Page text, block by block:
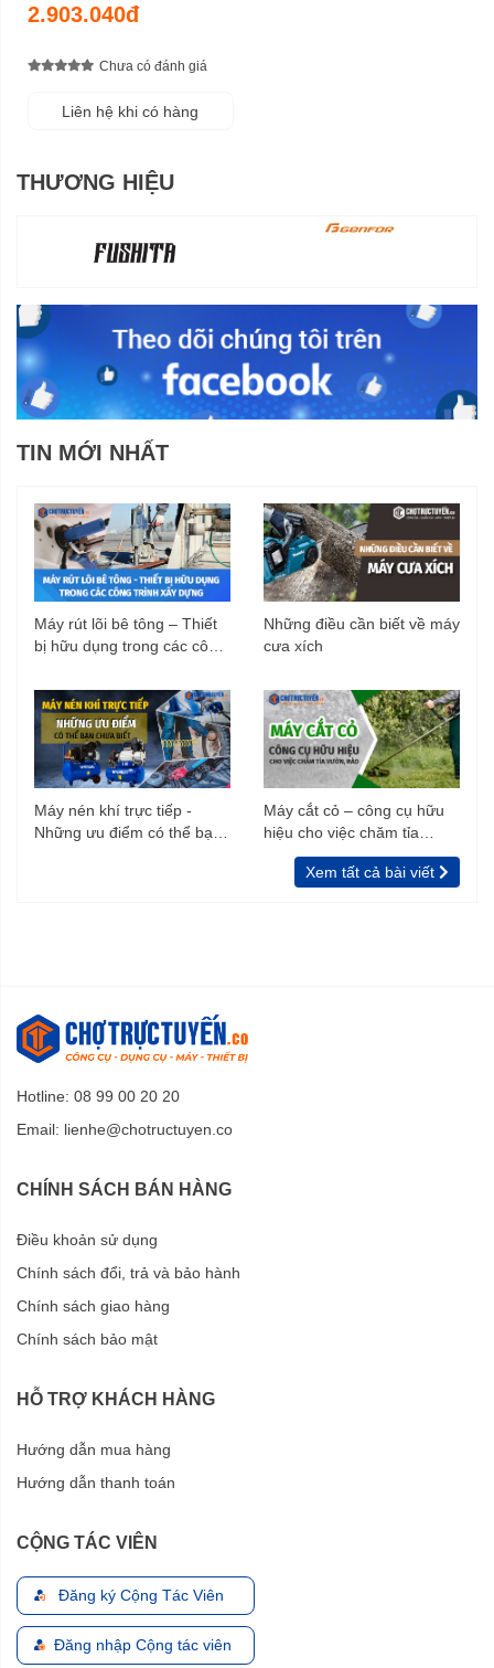
2.903.040đ
Chưa có đánh giá
Liên hệ khi có hàng
THƯƠNG HIỆU
TIN MỚI NHẤT
Máy rút lõi bê tông – Thiết
bị hữu dụng trong các công
Những điều cần biết về máy
cưa xích
Máy nén khí trực tiếp -
Những ưu điểm có thể bạn
Máy cắt cỏ – công cụ hữu
hiệu cho việc chăm tỉa
vườn, rào
Xem tất cả bài viết
Hotline: 08 99 00 20 20
Email: lienhe@chotructuyen.co
CHÍNH SÁCH BÁN HÀNG
Điều khoản sử dụng
Chính sách đổi, trả và bảo hành
Chính sách giao hàng
Chính sách bảo mật
HỖ TRỢ KHÁCH HÀNG
Hướng dẫn mua hàng
Hướng dẫn thanh toán
CỘNG TÁC VIÊN
Đăng ký Cộng Tác Viên
Đăng nhập Cộng tác viên